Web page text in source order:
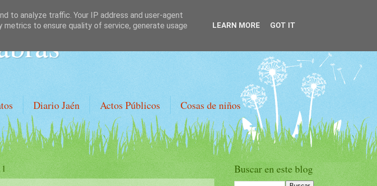
Diario Jaén Actos Públicos Cosas de niños
Buscar en este blog
to analyze traffic. Your IP address and user-agent
to ensure quality of service, generate usage
LEARN MORE GOT IT